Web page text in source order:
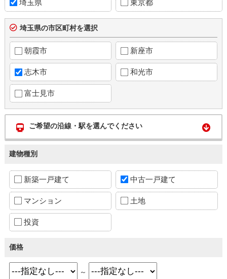
埼玉県 東京都
埼玉県の市区町村を選択
朝霞市 新座市
志木市 和光市
富士見市
ご希望の沿線・駅を選んでください
建物種別
新築一戸建て 中古一戸建て
マンション 土地
投資
価格
～